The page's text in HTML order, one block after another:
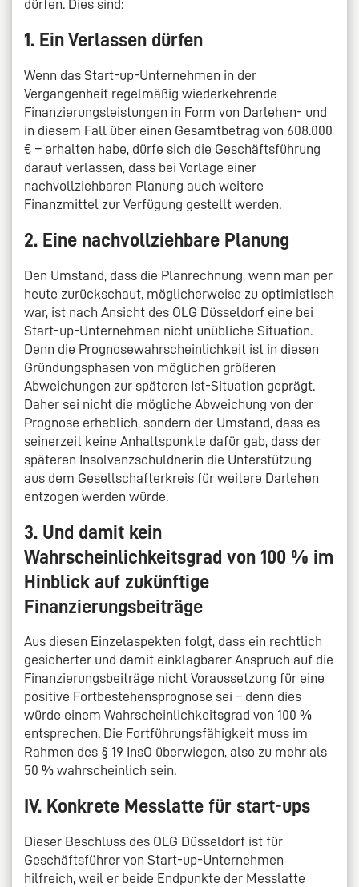
dürfen. Dies sind:
1. Ein Verlassen dürfen
Wenn das Start-up-Unternehmen in der
Vergangenheit regelmäßig wiederkehrende
Finanzierungsleistungen in Form von Darlehen- und
in diesem Fall über einen Gesamtbetrag von 608.000
€ – erhalten habe, dürfe sich die Geschäftsführung
darauf verlassen, dass bei Vorlage einer
nachvollziehbaren Planung auch weitere
Finanzmittel zur Verfügung gestellt werden.
2. Eine nachvollziehbare Planung
Den Umstand, dass die Planrechnung, wenn man per
heute zurückschaut, möglicherweise zu optimistisch
war, ist nach Ansicht des OLG Düsseldorf eine bei
Start-up-Unternehmen nicht unübliche Situation.
Denn die Prognosewahrscheinlichkeit ist in diesen
Gründungsphasen von möglichen größeren
Abweichungen zur späteren Ist-Situation geprägt.
Daher sei nicht die mögliche Abweichung von der
Prognose erheblich, sondern der Umstand, dass es
seinerzeit keine Anhaltspunkte dafür gab, dass der
späteren Insolvenzschuldnerin die Unterstützung
aus dem Gesellschafterkreis für weitere Darlehen
entzogen werden würde.
3. Und damit kein
Wahrscheinlichkeitsgrad von 100 % im
Hinblick auf zukünftige
Finanzierungsbeiträge
Aus diesen Einzelaspekten folgt, dass ein rechtlich
gesicherter und damit einklagbarer Anspruch auf die
Finanzierungsbeiträge nicht Voraussetzung für eine
positive Fortbestehensprognose sei – denn dies
würde einem Wahrscheinlichkeitsgrad von 100 %
entsprechen. Die Fortführungsfähigkeit muss im
Rahmen des § 19 InsO überwiegen, also zu mehr als
50 % wahrscheinlich sein.
IV. Konkrete Messlatte für start-ups
Dieser Beschluss des OLG Düsseldorf ist für
Geschäftsführer von Start-up-Unternehmen
hilfreich, weil er beide Endpunkte der Messlatte